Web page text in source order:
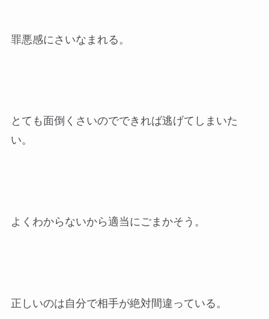
罪悪感にさいなまれる。
とても面倒くさいのでできれば逃げてしまいた
い。
よくわからないから適当にごまかそう。
正しいのは自分で相手が絶対間違っている。